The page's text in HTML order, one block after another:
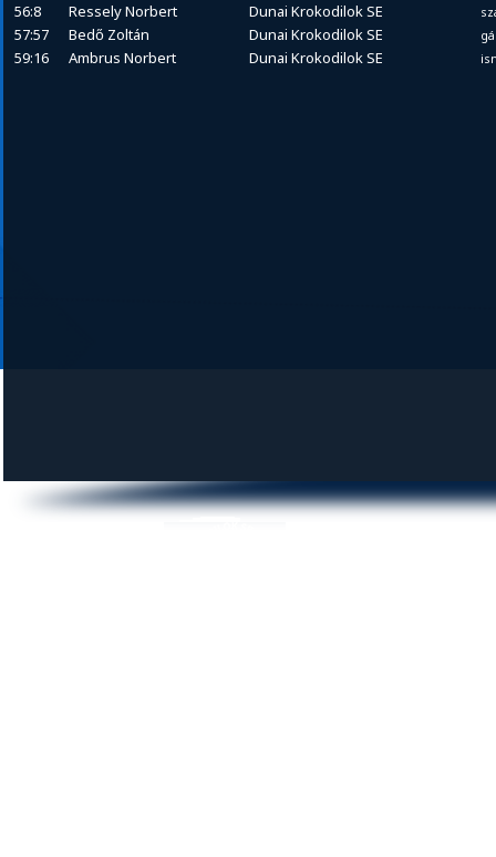
56:8 Ressely Norbert Dunai Krokodilok SE
57:57 Bedő Zoltán Dunai Krokodilok SE
59:16 Ambrus Norbert Dunai Krokodilok SE